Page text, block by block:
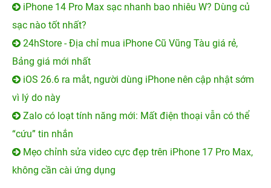
iPhone 14 Pro Max sạc nhanh bao nhiêu W? Dùng củ
sạc nào tốt nhất?
24hStore - Địa chỉ mua iPhone Cũ Vũng Tàu giá rẻ,
Bảng giá mới nhất
iOS 26.6 ra mắt, người dùng iPhone nên cập nhật sớm
vì lý do này
Zalo có loạt tính năng mới: Mất điện thoại vẫn có thể
“cứu” tin nhắn
Mẹo chỉnh sửa video cực đẹp trên iPhone 17 Pro Max,
không cần cài ứng dụng